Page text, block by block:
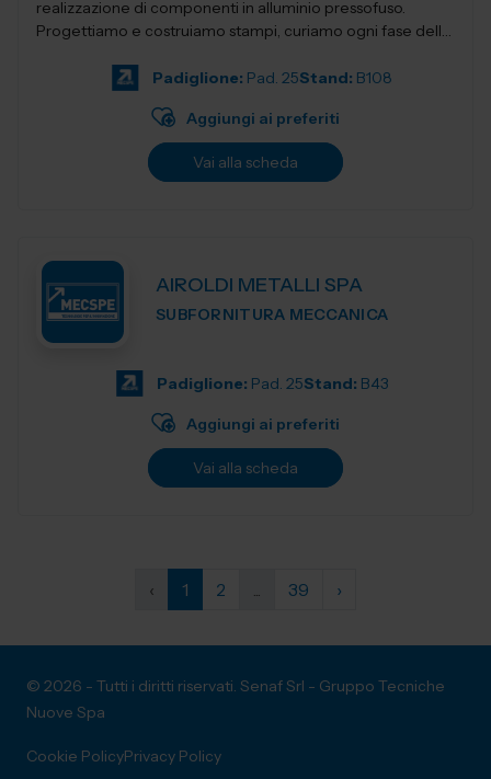
realizzazione di componenti in alluminio pressofuso.
Progettiamo e costruiamo stampi, curiamo ogni fase della
Padiglione: Pad. 25Stand: B108
Aggiungi ai preferiti
Vai alla scheda
AIROLDI METALLI SPA
SUBFORNITURA MECCANICA
Padiglione: Pad. 25Stand: B43
Aggiungi ai preferiti
Vai alla scheda
‹ 1 2 ... 39 ›
© 2026 - Tutti i diritti riservati. Senaf Srl - Gruppo Tecniche
Nuove Spa
Cookie PolicyPrivacy Policy